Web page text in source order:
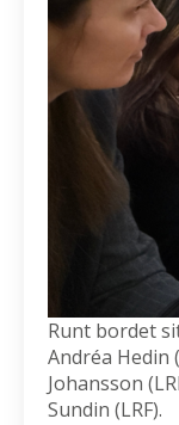
Runt bordet
Andréa Hedin
Johansson
Sundin (LRF).